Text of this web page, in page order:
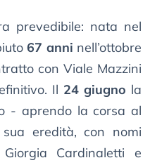
prevedibile: nata nel
67 anni nell’ottobre
con Viale Mazzini
Il 24 giugno la
- aprendo la corsa al
eredità, con nomi
Cardinaletti e